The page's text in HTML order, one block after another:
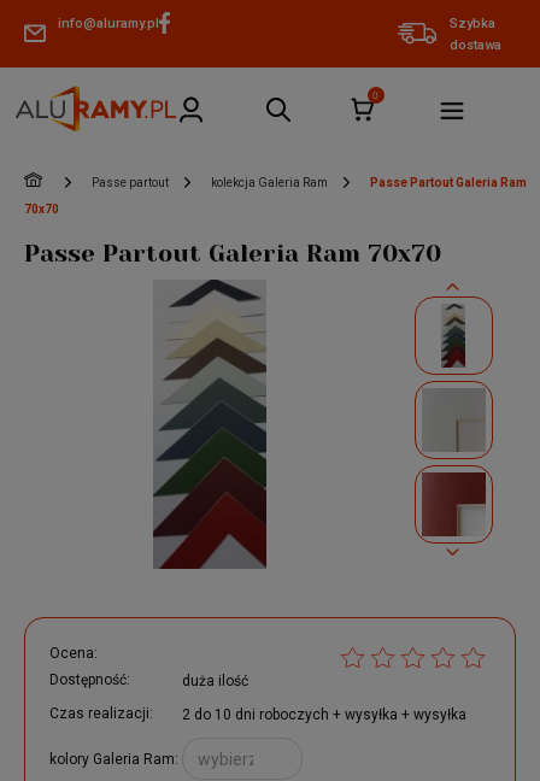
info@aluramy.pl
Szybka
dostawa
» Passe partout » kolekcja Galeria Ram »
Passe Partout Galeria Ram
70x70
Passe Partout Galeria Ram 70x70
Ocena:
Dostępność:
duża ilość
Czas realizacji:
2 do 10 dni roboczych + wysyłka + wysyłka
kolory Galeria Ram: